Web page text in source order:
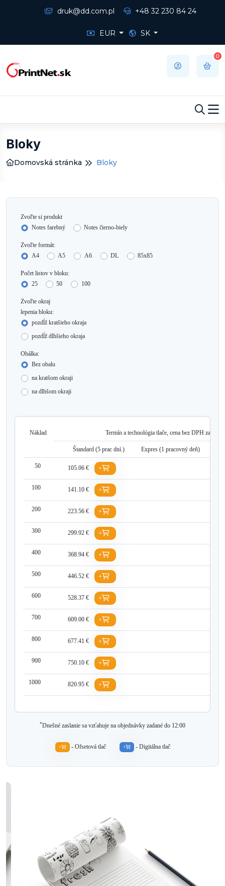
druk@dd.com.pl +48 32 230 84 24
EUR SK
0
Bloky
Domovská stránka Bloky
Zvoľte si produkt
Notes farebný
Notes čierno-biely
Zvoľte formát:
A4
A5 A6 DL 85x85
Počet listov v bloku:
25
50 100
Zvoľte okraj
lepenia bloku:
pozdĺž kratšieho okraja
pozdĺž dlhšieho okraja
Obálka:
Bez obalu
na kratšom okraji
na dlhšom okraji
Náklad Termín a technológia tlače, cena bez DPH za
Štandard (5 prac dní.) Expres (1 pracovný deň)
50 105.06 € +
100 141.10 € +
200 223.56 € +
300 299.92 € +
400 368.94 € +
500 446.52 € +
600 528.37 € +
700 609.00 € +
800 677.41 € +
900 750.10 € +
1000 820.95 € +
*Dnešné zaslanie sa vzťahuje na objednávky zadané do 12:00
+ - Ofsetová tlač + - Digitálna tlač